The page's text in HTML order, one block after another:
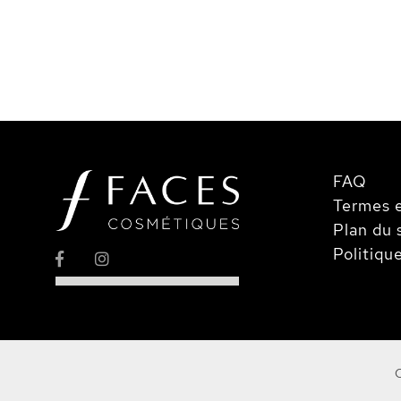
FAQ
Termes
Plan du